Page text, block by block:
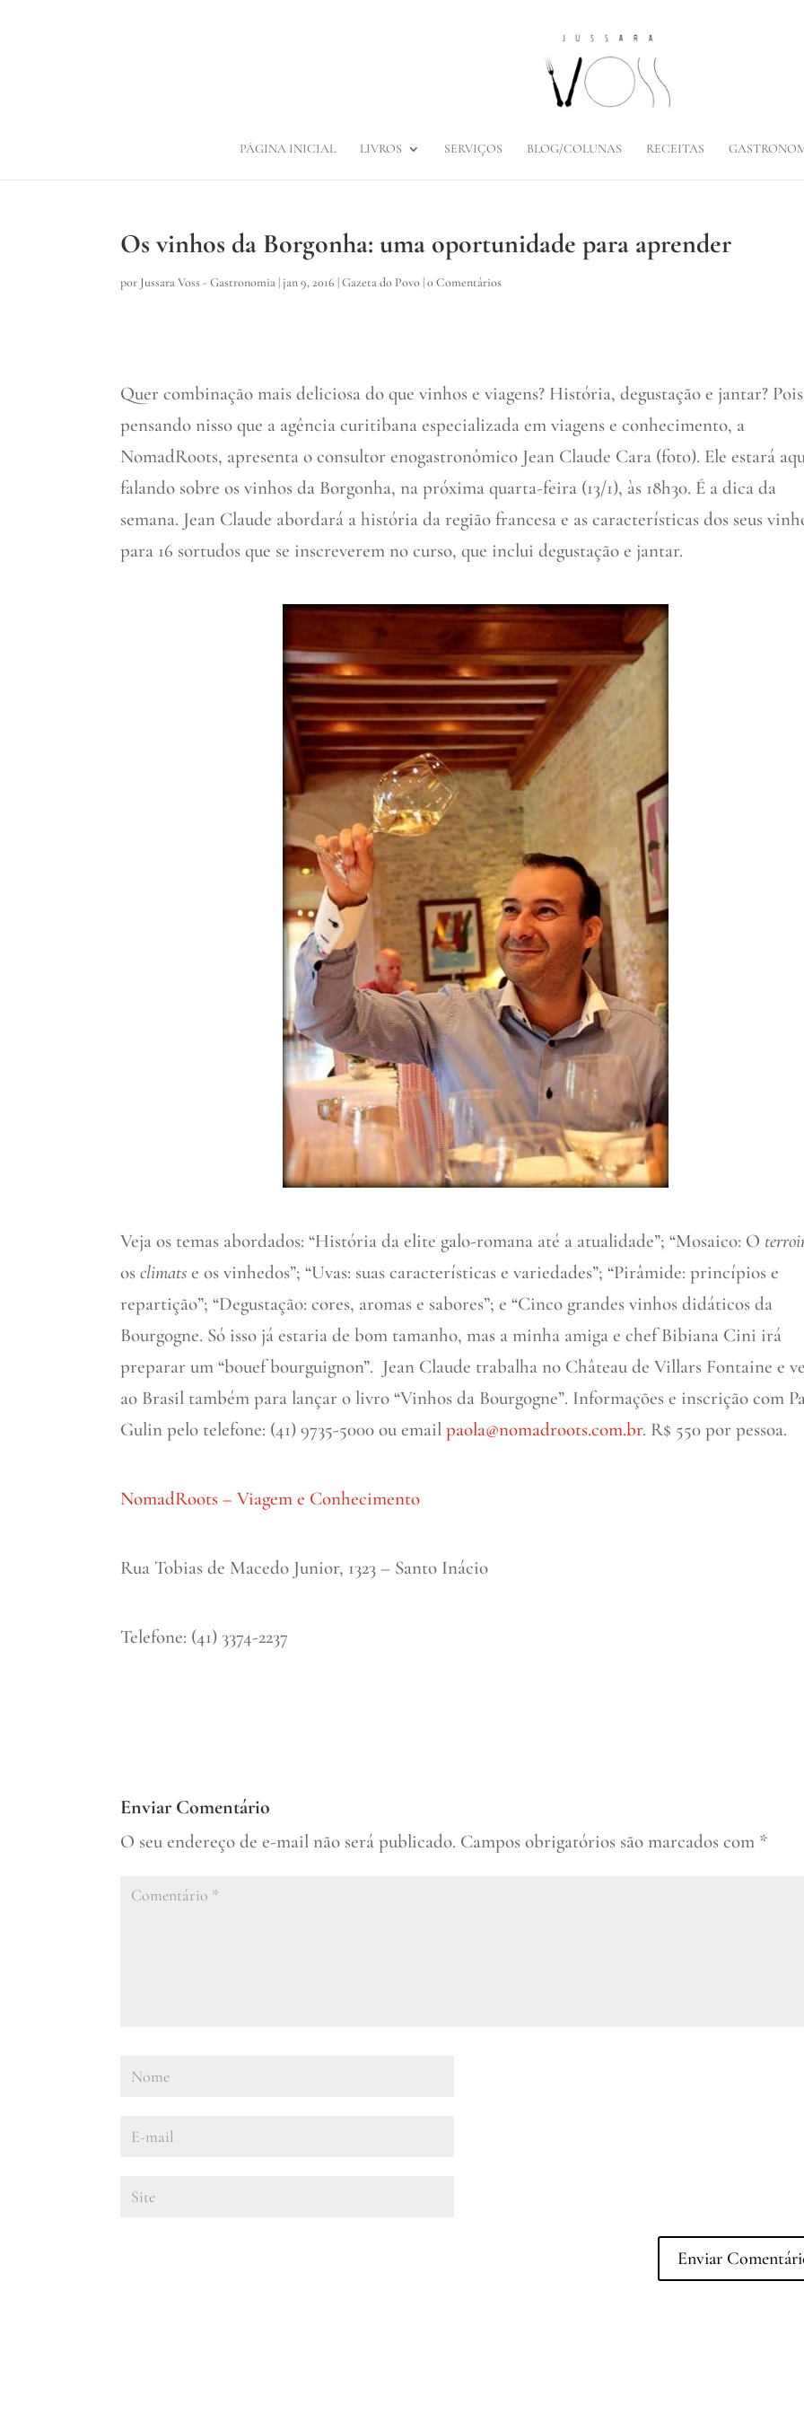
PÁGINA INICIAL LIVROS SERVIÇOS BLOG/COLUNAS RECEITAS
Os vinhos da Borgonha: uma oportunidade para aprender
por Jussara Voss - Gastronomia |jan 9, 2016 |Gazeta do Povo |0 Comentários
Quer combinação mais deliciosa do que vinhos e viagens? História, degustação e jantar?
pensando nisso que a agência curitibana especializada em viagens e conhecimento, a
NomadRoots, apresenta o consultor enogastronômico Jean Claude Cara (foto). Ele estará
falando sobre os vinhos da Borgonha, na próxima quarta-feira (13/1), às 18h30. É a dica da
semana. Jean Claude abordará a história da região francesa e as características dos seus
para 16 sortudos que se inscreverem no curso, que inclui degustação e jantar.
Veja os temas abordados: “História da elite galo-romana até a atualidade”; “Mosaico: O
osclimats e os vinhedos”; “Uvas: suas características e variedades”; “Pirâmide: princípios e
repartição”; “Degustação: cores, aromas e sabores”; e “Cinco grandes vinhos didáticos da
Bourgogne. Só isso já estaria de bom tamanho, mas a minha amiga e chef Bibiana Cini irá
preparar um “bouef bourguignon”. Jean Claude trabalha no Château de Villars Fontaine e
ao Brasil também para lançar o livro “Vinhos da Bourgogne”. Informações e inscrição com
Gulin pelo telefone: (41) 9735-5000 ou emailpaola@nomadroots.com.br. R$ 550 por pessoa.
NomadRoots – Viagem e Conhecimento
Rua Tobias de Macedo Junior, 1323 – Santo Inácio
Telefone: (41) 3374-2237
Enviar Comentário
O seu endereço de e-mail não será publicado. Campos obrigatórios são marcados com *